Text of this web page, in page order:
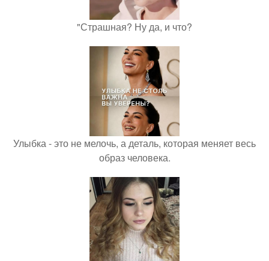
"Страшная? Ну да, и что?
Улыбка - это не мелочь, а деталь, которая меняет весь
образ человека.